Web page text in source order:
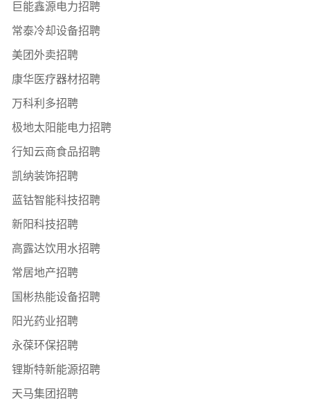
巨能鑫源电力招聘
常泰冷却设备招聘
美团外卖招聘
康华医疗器材招聘
万科利多招聘
极地太阳能电力招聘
行知云商食品招聘
凯纳装饰招聘
蓝钴智能科技招聘
新阳科技招聘
高露达饮用水招聘
常居地产招聘
国彬热能设备招聘
阳光药业招聘
永葆环保招聘
锂斯特新能源招聘
天马集团招聘